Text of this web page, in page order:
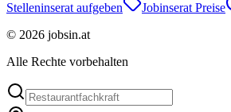
Stelleninserat aufgeben Jobinserat Preise
© 2026 jobsin.at
Alle Rechte vorbehalten